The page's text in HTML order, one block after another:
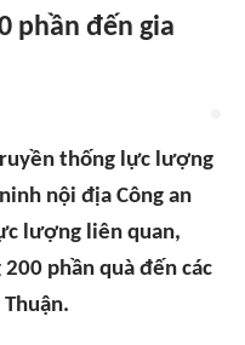
phần đến gia
thống lực lượng
nội địa Công an
lượng liên quan,
phần quà đến các